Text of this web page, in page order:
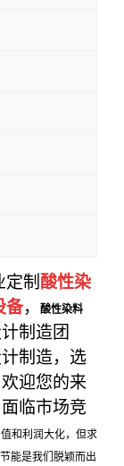
制 酸性染
备， 酸性染料
制造团
制造，选
迎您的来
面临市场竞
和利润大化，但求
能是我们脱颖而出